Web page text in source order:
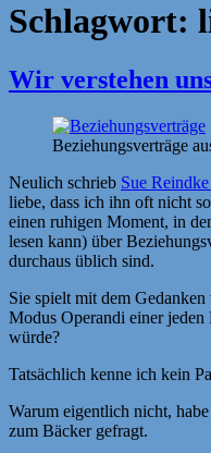
Schlagwort:
Wir verstehen
Beziehungsverträge
Neulich schrieb Sue
liebe, dass ich ihn oft nicht
einen ruhigen Moment, in
lesen kann) über
durchaus üblich sind.
Sie spielt mit dem
Modus Operandi einer jeden
würde?
Tatsächlich kenne ich kein
Warum eigentlich nicht,
zum Bäcker gefragt.